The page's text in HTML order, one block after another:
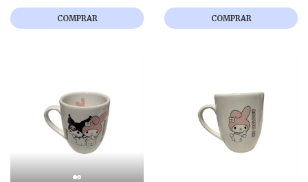
COMPRAR COMPRAR